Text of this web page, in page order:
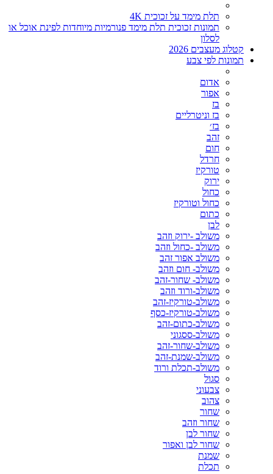
תלת מימד על זכוכית 4K
תמונות זכוכית תלת מימד פנורמיות מיוחדות לפינת אוכל או
לסלון
קטלוג מעצבים 2026
תמונות לפי צבע
אדום
אפור
בז
בז וניטרליים
בז׳
זהב
חום
חרדל
טורקיז
ירוק
כחול
כחול וטורקיז
כתום
לבן
משולב -ירוק וזהב
משולב -כחול וזהב
משולב אפור זהב
משולב- חום וזהב
משולב- שחור-זהב
משולב-ורוד וזהב
משולב-טורקיז-זהב
משולב-טורקיז-כסף
משולב-כתום-זהב
משולב-ססגוני
משולב-שחור-זהב
משולב-שמנת-זהב
משולב-תכלת ורוד
סגול
צבעוני
צהוב
שחור
שחור וזהב
שחור לבן
שחור לבן ואפור
שמנת
תכלת